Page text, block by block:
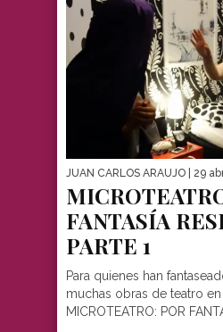
JUAN CARLOS ARAUJO | 29
FANTASÍA
PARTE 1
Para quienes han
muchas obras de teatro
MICROTEATRO: POR